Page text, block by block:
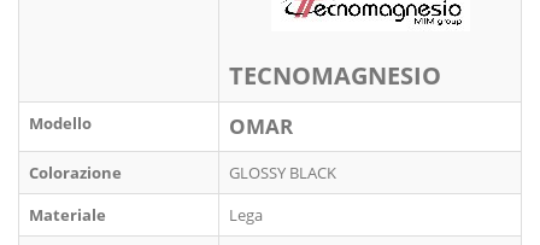
TECNOMAGNESIO
Modello OMAR
Colorazione
GLOSSY BLACK
Materiale
Lega